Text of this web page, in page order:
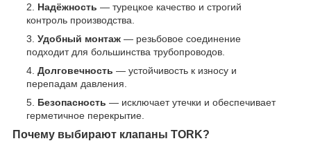
Надёжность — турецкое качество и строгий
контроль производства.
Удобный монтаж — резьбовое соединение
подходит для большинства трубопроводов.
Долговечность — устойчивость к износу и
перепадам давления.
Безопасность — исключает утечки и обеспечивает
герметичное перекрытие.
Почему выбирают клапаны TORK?